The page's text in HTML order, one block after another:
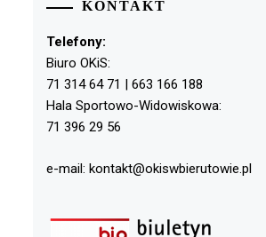
KONTAKT
Telefony:
Biuro OKiS:
71 314 64 71 | 663 166 188
Hala Sportowo-Widowiskowa:
71 396 29 56
e-mail: kontakt@okiswbierutowie.pl